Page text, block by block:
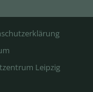
Leipzig